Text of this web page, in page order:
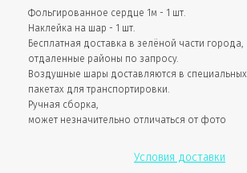
Фольгированное сердце 1м - 1 шт.
Наклейка на шар - 1 шт.
Бесплатная доставка в зелёной части города,
отдаленные районы по запросу.
Воздушные шары доставляются в специальных
пакетах для транспортировки.
Ручная сборка,
может незначительно отличаться от фото
Условия доставки